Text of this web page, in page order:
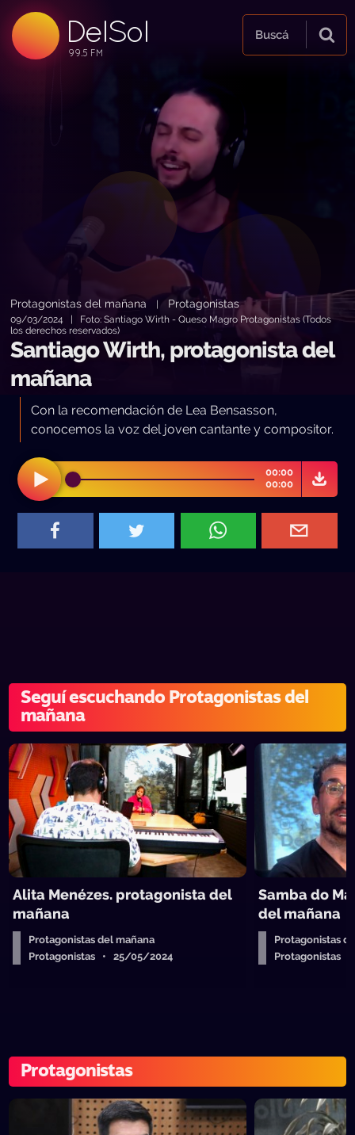
DelSol
99.5 FM
99.5 FM
99.5 FM
Buscá
Protagonistas del mañana Protagonistas
09/03/2024 | Foto: Santiago Wirth - Queso Magro Protagonistas (Todos
los derechos reservados)
Santiago Wirth, protagonista del
mañana
Con la recomendación de Lea Bensasson,
conocemos la voz del joven cantante y compositor.
00:00
00:00
Seguí escuchando Protagonistas del
mañana
Alita Menézes. protagonista del
mañana
Protagonistas del mañana
Protagonistas • 25/05/2024
Samba do
del mañana
Protagonistas
Protagonistas
Protagonistas